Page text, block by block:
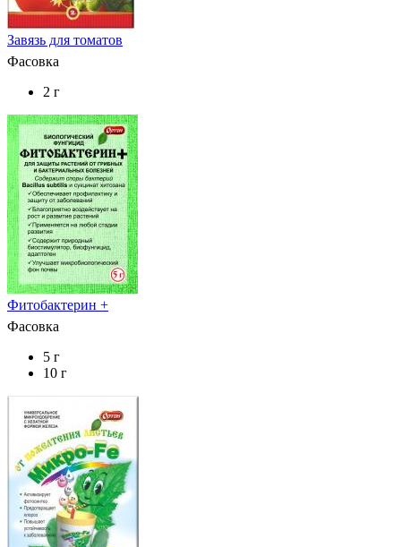
Завязь для томатов
Фасовка
2 г
Фитобактерин +
Фасовка
5 г
10 г